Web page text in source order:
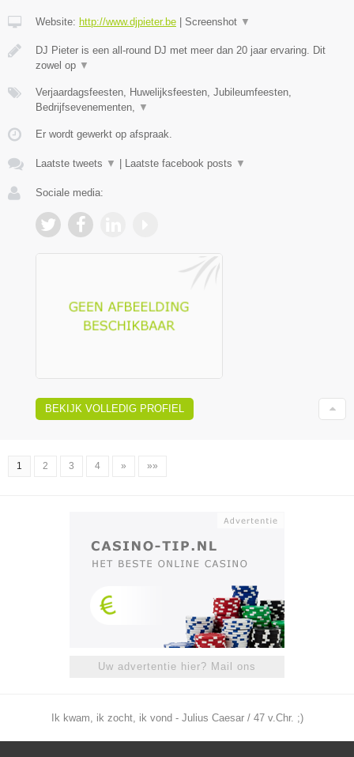
Website: http://www.djpieter.be Screenshot ▼
DJ Pieter is een all-round DJ met meer dan 20 jaar ervaring. Dit
zowel op ▼
Verjaardagsfeesten, Huwelijksfeesten, Jubileumfeesten,
Bedrijfsevenementen,
▼
Er wordt gewerkt op afspraak.
Laatste tweets ▼ Laatste facebook posts ▼
Sociale media:
BEKIJK VOLLEDIG PROFIEL
1 2 3 4 » »»
Uw advertentie hier? Mail ons
Ik kwam, ik zocht, ik vond - Julius Caesar / 47 v.Chr. ;)